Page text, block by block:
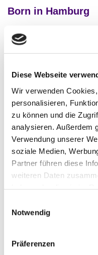
Diese Webseite
Wir verwenden
personalisieren,
zu können und die
analysieren. Außerdem
Verwendung unserer
soziale Medien,
Partner führen diese
weiteren Daten
Notwendig
Präferenzen
Born in Hamburg
Ihr Name*
E-Mail-Adresse*
Ihr Anliegen
personenbezogenen